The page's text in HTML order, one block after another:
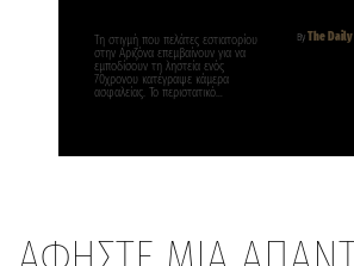
By The Daily
Τη στιγμή που πελάτες εστιατορίου
στην Αριζόνα επεμβαίνουν για να
εμποδίσουν τη ληστεία ενός
70χρονου κατέγραψε κάμερα
ασφαλείας. Το περιστατικό…